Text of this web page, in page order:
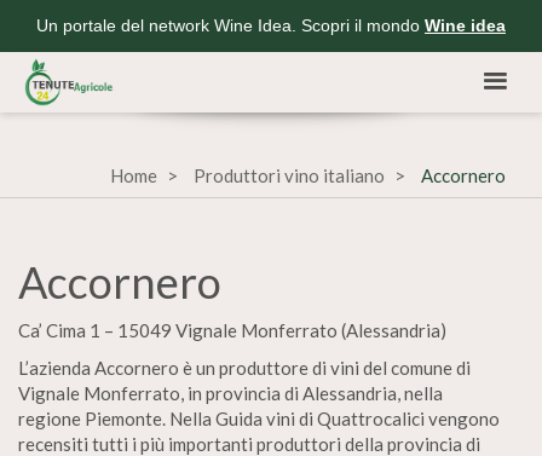
Un portale del network Wine Idea. Scopri il mondo Wine idea
Home Produttori vino italiano Accornero
Accornero
Ca’ Cima 1 – 15049 Vignale Monferrato (Alessandria)
L’azienda Accornero è un produttore di vini del comune di
Vignale Monferrato, in provincia di Alessandria, nella
regione Piemonte. Nella Guida vini di Quattrocalici vengono
recensiti tutti i più importanti produttori della provincia di